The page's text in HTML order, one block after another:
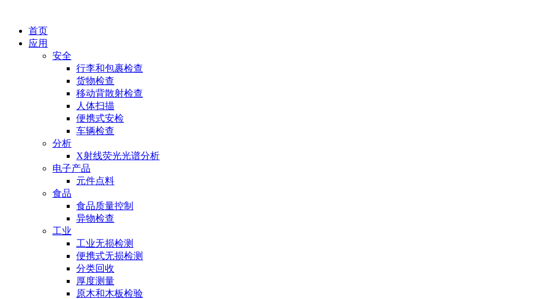
首页
应用
安全
行李和包裹检查
货物检查
移动背散射检查
人体扫描
便携式安检
车辆检查
分析
X射线荧光光谱分析
电子产品
元件点料
食品
食品质量控制
异物检查
工业
工业无损检测
便携式无损检测
分类回收
厚度测量
原木和木板检验